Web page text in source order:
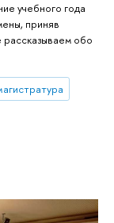
учебного года
приняв
рассказываем обо
Новгород